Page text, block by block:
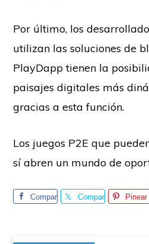
Por último, los
utilizan las soluciones de
PlayDapp tienen la
paisajes digitales más
gracias a esta función.
Los juegos P2E que
sí abren un mundo de
Compar
Compar
Pinear